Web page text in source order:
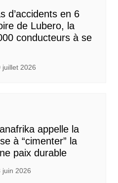
d’accidents en 6
de Lubero, la
conducteurs à se
juillet 2026
appelle la
à “cimenter” la
paix durable
juin 2026